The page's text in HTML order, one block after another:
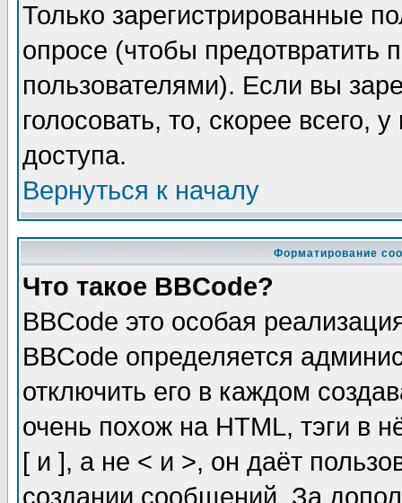
Только зарегистрированные
опросе (чтобы предотвратить
пользователями). Если вы
голосовать, то, скорее всего,
доступа.
Вернуться к началу
Форматирование
Что такое BBCode?
BBCode это особая
BBCode определяется
отключить его в каждом
очень похож на HTML, тэги в
[ и ], а не < и >, он даёт
создании сообщений. За